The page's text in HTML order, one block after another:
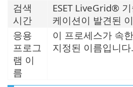
검색
시간
ESET LiveGrid®
케이션이 발견된
응용
프로그
램 이
름
이 프로세스가 속
지정된 이름입니다.